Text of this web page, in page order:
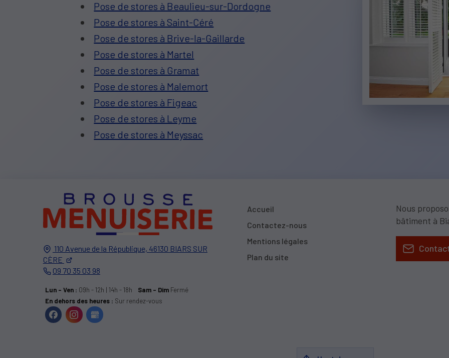
Pose de stores à Beaulieu-sur-Dordogne
Pose de stores à Saint-Céré
Pose de stores à Brive-la-Gaillarde
Pose de stores à Martel
Pose de stores à Gramat
Pose de stores à Malemort
Pose de stores à Figeac
Pose de stores à Leyme
Pose de stores à Meyssac
110 Avenue de la République, 46130 BIARS SUR
CÈRE
09 70 35 03 98
Lun - Ven : 09h - 12h | 14h - 18h Sam - Dim Fermé
En dehors des heures : Sur rendez-vous
Accueil
Contactez-nous
Mentions légales
Plan du site
Nous
bâtiment à